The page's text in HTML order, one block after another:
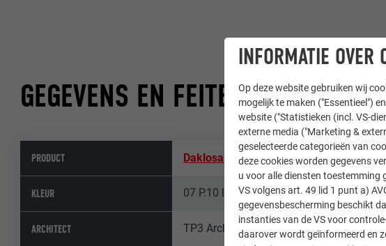
GEGEVENS EN FEITEN
PRODUCT Daklosange 44 × 44,Gevellosange 44 ×
KLEUR 07 P.10 lichtgrijs
ARCHITECT TP3 Architektenk ZT GmbH
INFORMATIE OVER
Op deze website gebruiken wij
mogelijk te maken ("Essentieel")
website ("Statistieken (incl. VS-
externe media ("Marketing &
geselecteerde categorieën van
deze cookies worden gegevens
u voor alle diensten toestemming
VS volgens art. 49 lid 1 punt a)
gegevensbescherming beschikt
instanties van de VS voor
daarover wordt geïnformeerd en